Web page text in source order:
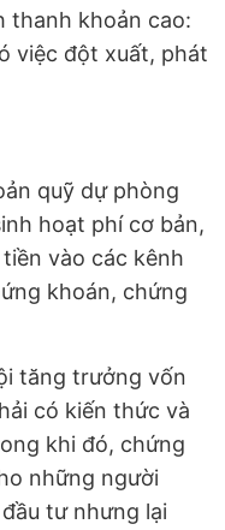
thanh khoản cao:
việc đột xuất, phát
quỹ dự phòng
hoạt phí cơ bản,
vào các kênh
khoán, chứng
tăng trưởng vốn
có kiến thức và
khi đó, chứng
những người
tư nhưng lại